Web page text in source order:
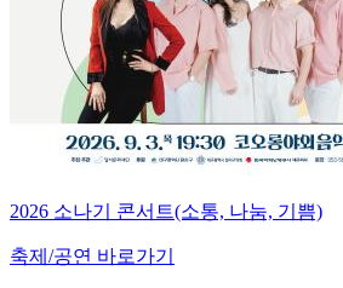
2026 소나기 콘서트(소통, 나눔, 기쁨)
축제/공연 바로가기